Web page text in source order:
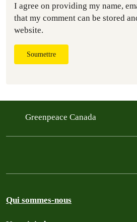
I agree on providing my name,
that my comment can be stored
website.
Soumettre
Greenpeace Canada
Qui sommes-nous